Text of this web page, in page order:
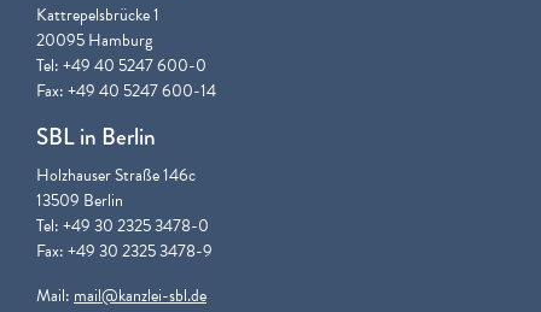
Kattrepelsbrücke 1
20095 Hamburg
Tel: +49 40 5247 600-0
Fax: +49 40 5247 600-14
SBL in Berlin
Holzhauser Straße 146c
13509 Berlin
Tel: +49 30 2325 3478-0
Fax: +49 30 2325 3478-9
Mail: mail@kanzlei-sbl.de